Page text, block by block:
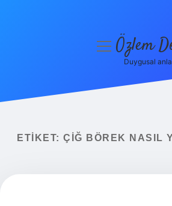
Yasal Uyarı
menüyüÖzlem
Duygusal
ETIKET: ÇIĞ BÖREK NASIL